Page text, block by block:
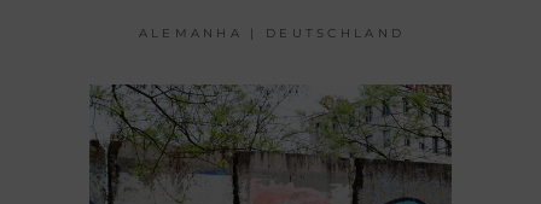
ALEMANHA | DEUTSCHLAND